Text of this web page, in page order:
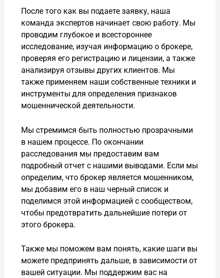
После того как вы подаете заявку, наша
команда экспертов начинает свою работу. Мы
проводим глубокое и всестороннее
исследование, изучая информацию о брокере,
проверяя его регистрацию и лицензии, а также
анализируя отзывы других клиентов. Мы
также применяем наши собственные техники и
инструменты для определения признаков
мошеннической деятельности.
Мы стремимся быть полностью прозрачными
в нашем процессе. По окончании
расследования мы предоставим вам
подробный отчет с нашими выводами. Если мы
определим, что брокер является мошенником,
мы добавим его в наш черный список и
поделимся этой информацией с сообществом,
чтобы предотвратить дальнейшие потери от
этого брокера.
Также мы поможем вам понять, какие шаги вы
можете предпринять дальше, в зависимости от
вашей ситуации. Мы поддержим вас на